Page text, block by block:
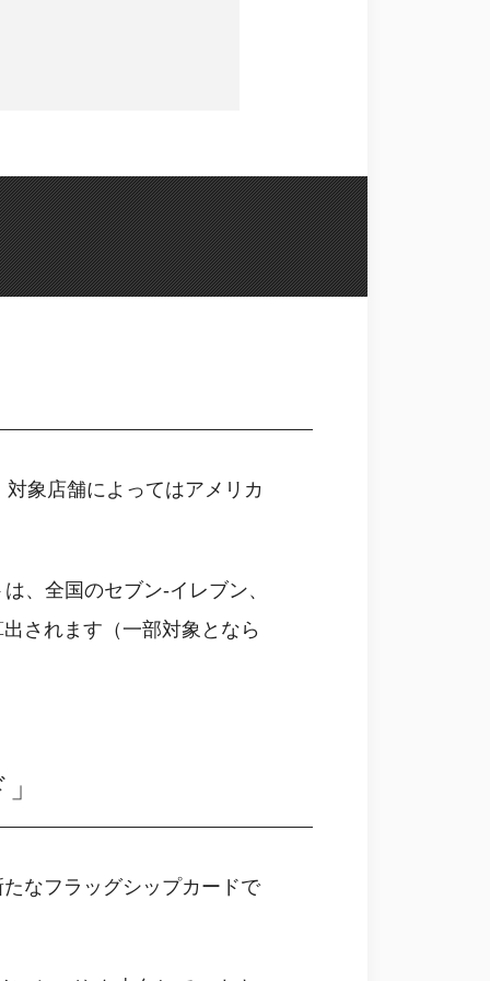
対象店舗によってはアメリカ
、全国のセブン‐イレブン、
されます（一部対象となら
なフラッグシップカードで